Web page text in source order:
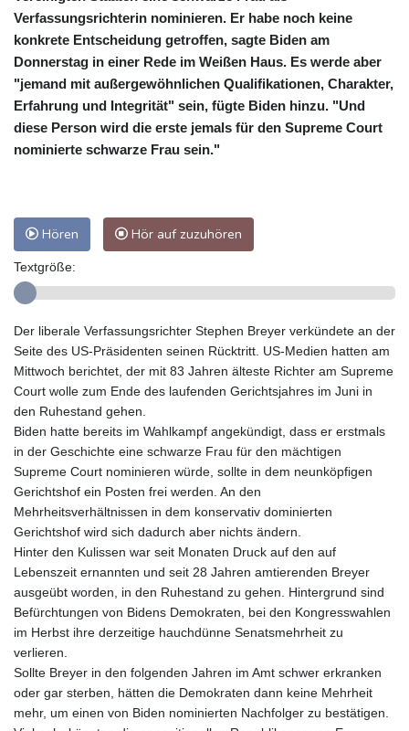
Verfassungsrichterin nominieren. Er habe noch keine
konkrete Entscheidung getroffen, sagte Biden am
Donnerstag in einer Rede im Weißen Haus. Es werde aber
"jemand mit außergewöhnlichen Qualifikationen, Charakter,
Erfahrung und Integrität" sein, fügte Biden hinzu. "Und
diese Person wird die erste jemals für den Supreme Court
nominierte schwarze Frau sein."
Hören Hör auf zuzuhören
Textgröße:
Der liberale Verfassungsrichter Stephen Breyer verkündete an der
Seite des US-Präsidenten seinen Rücktritt. US-Medien hatten am
Mittwoch berichtet, der mit 83 Jahren älteste Richter am Supreme
Court wolle zum Ende des laufenden Gerichtsjahres im Juni in
den Ruhestand gehen.
Biden hatte bereits im Wahlkampf angekündigt, dass er erstmals
in der Geschichte eine schwarze Frau für den mächtigen
Supreme Court nominieren würde, sollte in dem neunköpfigen
Gerichtshof ein Posten frei werden. An den
Mehrheitsverhältnissen in dem konservativ dominierten
Gerichtshof wird sich dadurch aber nichts ändern.
Hinter den Kulissen war seit Monaten Druck auf den auf
Lebenszeit ernannten und seit 28 Jahren amtierenden Breyer
ausgeübt worden, in den Ruhestand zu gehen. Hintergrund sind
Befürchtungen von Bidens Demokraten, bei den Kongresswahlen
im Herbst ihre derzeitige hauchdünne Senatsmehrheit zu
verlieren.
Sollte Breyer in den folgenden Jahren im Amt schwer erkranken
oder gar sterben, hätten die Demokraten dann keine Mehrheit
mehr, um einen von Biden nominierten Nachfolger zu bestätigen.